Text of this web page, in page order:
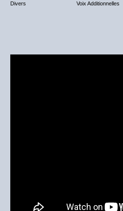
Divers Voix Additionnelles